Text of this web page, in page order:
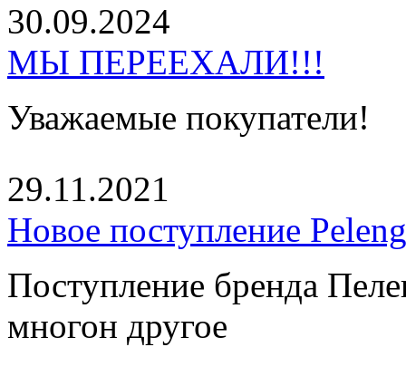
30.09.2024
МЫ ПЕРЕЕХАЛИ!!!
Уважаемые покупатели!
29.11.2021
Новое поступление
Поступление бренда
многон другое